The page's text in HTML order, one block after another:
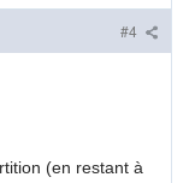
#4
(en restant à